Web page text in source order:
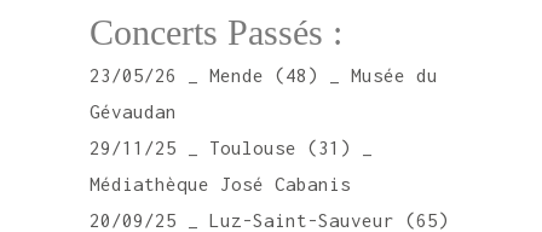
Concerts Passés :
23/05/26 _ Mende (48) _ Musée du
Gévaudan
29/11/25 _ Toulouse (31) _
Médiathèque José Cabanis
20/09/25 _ Luz-Saint-Sauveur (65)